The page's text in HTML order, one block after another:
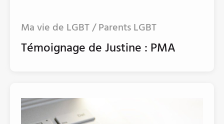
Ma vie de LGBT / Parents LGBT
Témoignage de Justine : PMA